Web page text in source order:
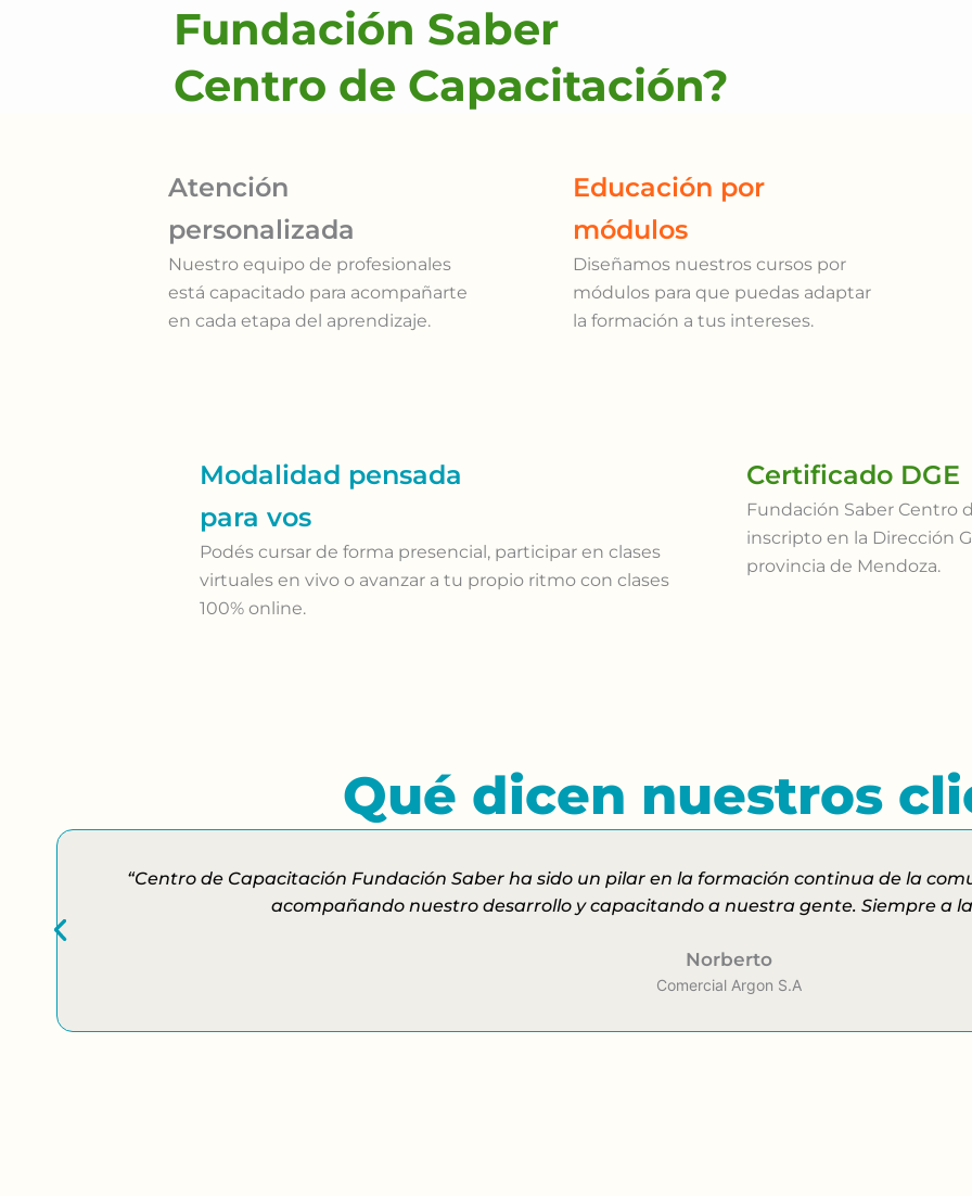
Especialista en
Microsoft
Excel y Power BI
CONOCÉ MÁS
Fundación Saber
Centro de Capacitación?
Atención
personalizada
Nuestro equipo de profesionales
está capacitado para acompañarte
en cada etapa del aprendizaje.
Educación por
módulos
Diseñamos nuestros cursos por
módulos para que puedas adaptar
la formación a tus intereses.
Modalidad pensada
para vos
Podés cursar de forma presencial, participar en clases
virtuales en vivo o avanzar a tu propio ritmo con clases
100% online.
Certificado DGE
Fundación Saber Centro
inscripto en la Dirección
provincia de Mendoza.
Qué dicen nuestros
“Centro de Capacitación Fundación Saber ha sido un pilar en la formación continua de la
acompañando nuestro desarrollo y capacitando a nuestra gente. Siempre a
Norberto
Comercial Argon S.A